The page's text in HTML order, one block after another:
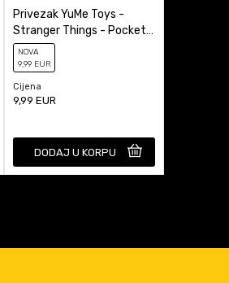
Privezak YuMe Toys -
Stranger Things - Pocket
Hero - Blind Box
NOVA
9,99 EUR
Cijena
9,99 EUR
DODAJ U KORPU